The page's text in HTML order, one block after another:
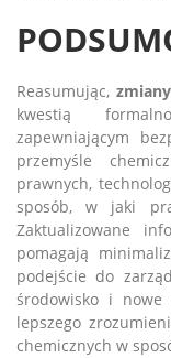
Reasumując,
kwestią
zapewniającym
przemyśle
prawnych,
sposób, w jaki
Zaktualizowane
pomagają
podejście do
środowisko i nowe
lepszego
chemicznych w